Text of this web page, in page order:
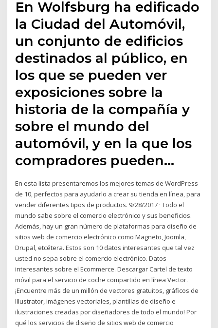
En Wolfsburg ha edificado
la Ciudad del Automóvil,
un conjunto de edificios
destinados al público, en
los que se pueden ver
exposiciones sobre la
historia de la compañía y
sobre el mundo del
automóvil, y en la que los
compradores pueden…
En esta lista presentaremos los mejores temas de WordPress
de 10, perfectos para ayudarlo a crear su tienda en línea, para
vender diferentes tipos de productos. 9/28/2017 · Todo el
mundo sabe sobre el comercio electrónico y sus beneficios.
Además, hay un gran número de plataformas para diseño de
sitios web de comercio electrónico como Magneto, Joomla,
Drupal, etcétera. Estos son 10 datos interesantes que tal vez
usted no sepa sobre el comercio electrónico. Datos
interesantes sobre el Ecommerce. Descargar Cartel de texto
móvil para el servicio de coche compartido en línea Vector.
¡Encuentre más de un millón de vectores gratuitos, gráficos de
Illustrator, imágenes vectoriales, plantillas de diseño e
ilustraciones creadas por diseñadores de todo el mundo! Por
qué los servicios de diseño de sitios web de comercio